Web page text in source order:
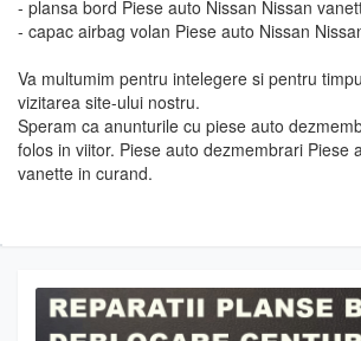
- plansa bord Piese auto Nissan Nissan
- capac airbag volan Piese auto Nissan
Va multumim pentru intelegere si pentru
vizitarea site-ului nostru.
Speram ca anunturile cu piese auto
folos in viitor. Piese auto dezmembrari Piese
vanette in curand.